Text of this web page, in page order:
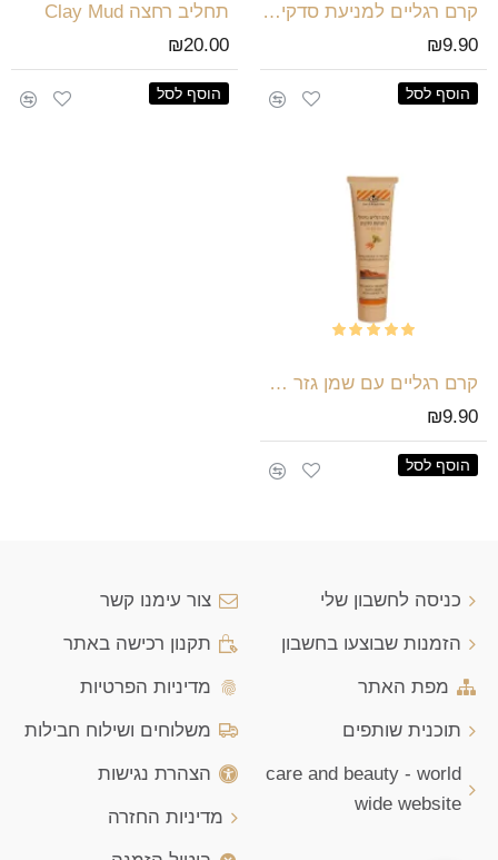
קרם רגליים למניעת סדקים מועשר בבוץ מים המלח
₪9.90
הוסף לסל
תחליב רחצה Clay Mud
₪20.00
הוסף לסל
קרם רגליים עם שמן גזר 100 מל
₪9.90
הוסף לסל
כניסה לחשבון שלי
הזמנות שבוצעו בחשבון
מפת האתר
תוכנית שותפים
care and beauty - world
wide website
צור עימנו קשר
תקנון רכישה באתר
מדיניות הפרטיות
משלוחים ושילוח חבילות
הצהרת נגישות
מדיניות החזרה